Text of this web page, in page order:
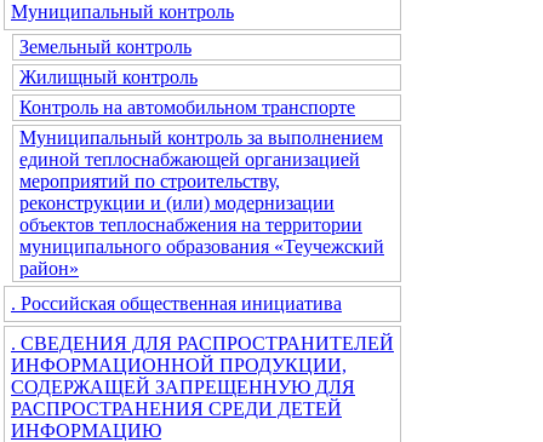
Муниципальный контроль
Земельный контроль
Жилищный контроль
Контроль на автомобильном транспорте
Муниципальный контроль за выполнением
единой теплоснабжающей организацией
мероприятий по строительству,
реконструкции и (или) модернизации
объектов теплоснабжения на территории
муниципального образования «Теучежский
район»
. Российская общественная инициатива
. СВЕДЕНИЯ ДЛЯ РАСПРОСТРАНИТЕЛЕЙ
ИНФОРМАЦИОННОЙ ПРОДУКЦИИ,
СОДЕРЖАЩЕЙ ЗАПРЕЩЕННУЮ ДЛЯ
РАСПРОСТРАНЕНИЯ СРЕДИ ДЕТЕЙ
ИНФОРМАЦИЮ